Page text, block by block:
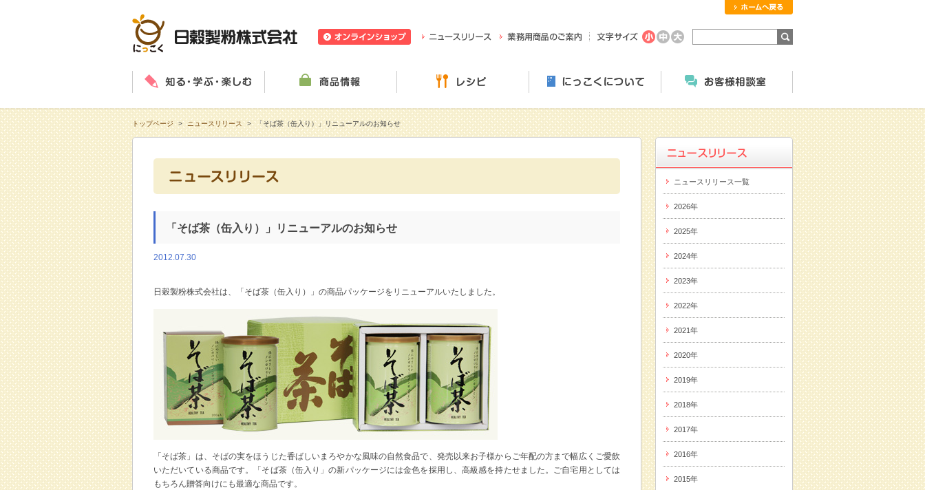
ニュースリリース
業務用商品のご案内
知る・学ぶ・楽しむ レシピ にっこくについて
トップページ > ニュースリリース > 「そば茶（缶入り）」リニューアルのお知らせ
「そば茶（缶入り）」リニューアルのお知らせ
2012.07.30
日穀製粉株式会社は、「そば茶（缶入り）」の商品パッケージをリニューアルいたしました。
「そば茶」は、そばの実をほうじた香ばしいまろやかな風味の自然食品で、発売以来お子様からご年配の方まで幅広くご愛飲
いただいている商品です。「そば茶（缶入り」の新パッケージには金色を採用し、高級感を持たせました。ご自宅用としては
もちろん贈答向けにも最適な商品です。
ニュースリリース一覧
2026年
2025年
2024年
2023年
2022年
2021年
2020年
2019年
2018年
2017年
2016年
2015年